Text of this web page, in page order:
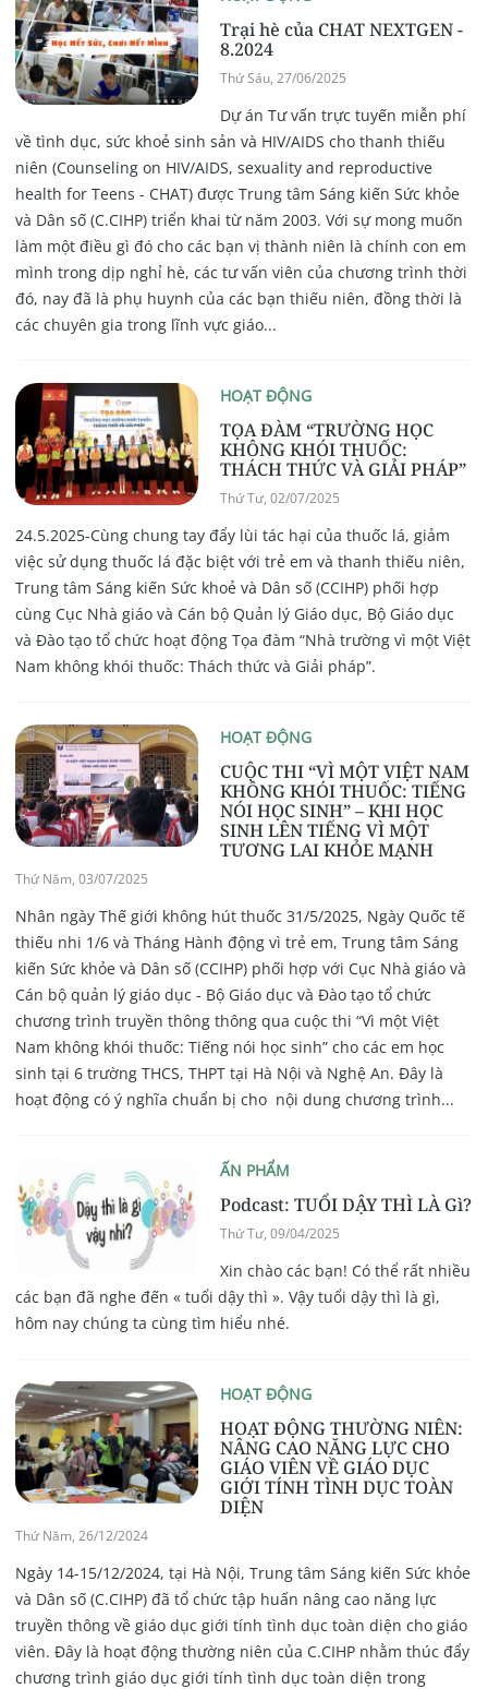
Trại hè của CHAT NEXTGEN -
8.2024
Thứ Sáu, 27/06/2025
Dự án Tư vấn trực tuyến miễn phí
về tình dục, sức khoẻ sinh sản và HIV/AIDS cho thanh thiếu
niên (Counseling on HIV/AIDS, sexuality and reproductive
health for Teens - CHAT) được Trung tâm Sáng kiến Sức khỏe
và Dân số (C.CIHP) triển khai từ năm 2003. Với sự mong muốn
làm một điều gì đó cho các bạn vị thành niên là chính con em
mình trong dịp nghỉ hè, các tư vấn viên của chương trình thời
đó, nay đã là phụ huynh của các bạn thiếu niên, đồng thời là
các chuyên gia trong lĩnh vực giáo...
HOẠT ĐỘNG
TỌA ĐÀM “TRƯỜNG HỌC
KHÔNG KHÓI THUỐC:
THÁCH THỨC VÀ GIẢI PHÁP”
Thứ Tư, 02/07/2025
24.5.2025-Cùng chung tay đẩy lùi tác hại của thuốc lá, giảm
việc sử dụng thuốc lá đặc biệt với trẻ em và thanh thiếu niên,
Trung tâm Sáng kiến Sức khoẻ và Dân số (CCIHP) phối hợp
cùng Cục Nhà giáo và Cán bộ Quản lý Giáo dục, Bộ Giáo dục
và Đào tạo tổ chức hoạt động Tọa đàm “Nhà trường vì một Việt
Nam không khói thuốc: Thách thức và Giải pháp”.
HOẠT ĐỘNG
CUỘC THI “VÌ MỘT VIỆT NAM
KHÔNG KHÓI THUỐC: TIẾNG
NÓI HỌC SINH” – KHI HỌC
SINH LÊN TIẾNG VÌ MỘT
TƯƠNG LAI KHỎE MẠNH
Thứ Năm, 03/07/2025
Nhân ngày Thế giới không hút thuốc 31/5/2025, Ngày Quốc tế
thiếu nhi 1/6 và Tháng Hành động vì trẻ em, Trung tâm Sáng
kiến Sức khỏe và Dân số (CCIHP) phối hợp với Cục Nhà giáo và
Cán bộ quản lý giáo dục - Bộ Giáo dục và Đào tạo tổ chức
chương trình truyền thông thông qua cuộc thi “Vì một Việt
Nam không khói thuốc: Tiếng nói học sinh” cho các em học
sinh tại 6 trường THCS, THPT tại Hà Nội và Nghệ An. Đây là
hoạt động có ý nghĩa chuẩn bị cho nội dung chương trình...
ẤN PHẨM
Podcast: TUỔI DẬY THÌ LÀ Gì?
Thứ Tư, 09/04/2025
Xin chào các bạn! Có thể rất nhiều
các bạn đã nghe đến « tuổi dậy thì ». Vậy tuổi dậy thì là gì,
hôm nay chúng ta cùng tìm hiểu nhé.
HOẠT ĐỘNG
HOẠT ĐỘNG THƯỜNG NIÊN:
NÂNG CAO NĂNG LỰC CHO
GIÁO VIÊN VỀ GIÁO DỤC
GIỚI TÍNH TÌNH DỤC TOÀN
DIỆN
Thứ Năm, 26/12/2024
Ngày 14-15/12/2024, tại Hà Nội, Trung tâm Sáng kiến Sức khỏe
và Dân số (C.CIHP) đã tổ chức tập huấn nâng cao năng lực
truyền thông về giáo dục giới tính tình dục toàn diện cho giáo
viên. Đây là hoạt động thường niên của C.CIHP nhằm thúc đẩy
chương trình giáo dục giới tính tình dục toàn diện trong